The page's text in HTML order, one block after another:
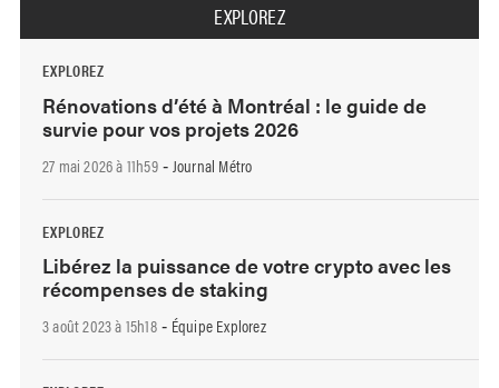
EXPLOREZ
EXPLOREZ
Rénovations d’été à Montréal : le guide de
survie pour vos projets 2026
27 mai 2026 à 11h59- Journal Métro
EXPLOREZ
Libérez la puissance de votre crypto avec les
récompenses de staking
3 août 2023 à 15h18- Équipe Explorez